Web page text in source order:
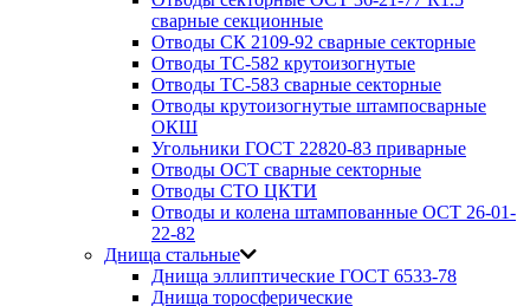
сварные секционные
Отводы СК 2109-92 сварные секторные
Отводы ТС-582 крутоизогнутые
Отводы ТС-583 сварные секторные
Отводы крутоизогнутые штампосварные
ОКШ
Угольники ГОСТ 22820-83 приварные
Отводы ОСТ сварные секторные
Отводы СТО ЦКТИ
Отводы и колена штампованные ОСТ 26-01-
22-82
Днища стальные
Днища эллиптические ГОСТ 6533-78
Днища торосферические